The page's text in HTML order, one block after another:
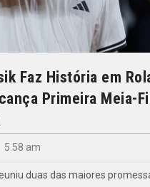
Faz História em
Primeira Meia-
5.58 am
duas das maiores